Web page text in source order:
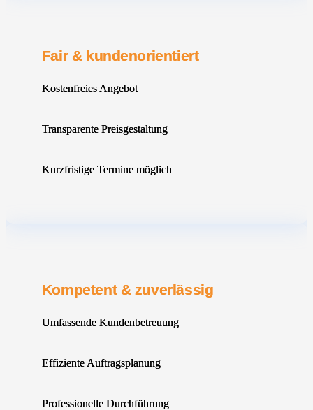
Fair & kundenorientiert
Kostenfreies Angebot
Transparente Preisgestaltung
Kurzfristige Termine möglich
Kompetent & zuverlässig
Umfassende Kundenbetreuung
Effiziente Auftragsplanung
Professionelle Durchführung